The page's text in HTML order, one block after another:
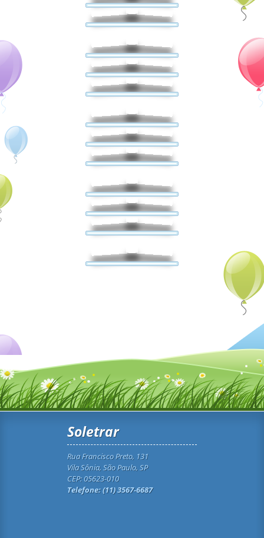
Soletrar
Rua Francisco Preto, 131
Vila Sônia, São Paulo, SP
CEP: 05623-010
Telefone: (11) 3567-6687